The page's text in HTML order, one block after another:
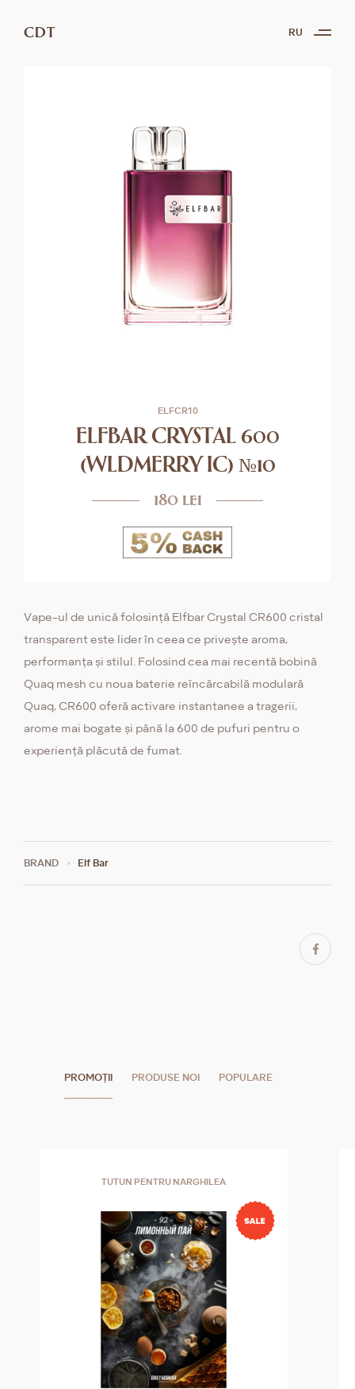
CDT RU
ELFCR10
ELFBAR CRYSTAL 600
(WLDMERRY IC) №10
180 lei
Vape-ul de unică folosință Elfbar Crystal CR600 cristal
transparent este lider în ceea ce privește aroma,
performanța și stilul. Folosind cea mai recentă bobină
Quaq mesh cu noua baterie reîncărcabilă modulară
Quaq, CR600 oferă activare instantanee a tragerii,
arome mai bogate și până la 600 de pufuri pentru o
experiență plăcută de fumat.
BRAND Elf Bar
PROMOȚII PRODUSE NOI POPULARE
TUTUN PENTRU NARGHILEA